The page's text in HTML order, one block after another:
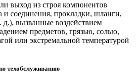
выход из строя компонентов
и соединения, прокладки, шланги,
д.), вызванные воздействием
предметов, грязью, солью,
или экстремальной температурой
техобслуживанию